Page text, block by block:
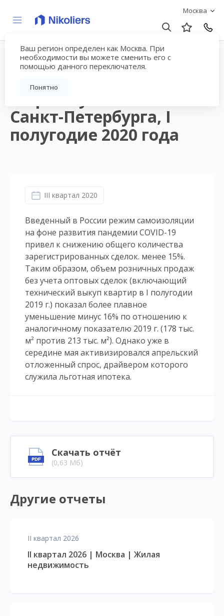
Москва
Ваш регион определен как Москва. При
необходимости вы можете сменить его с
помощью данного переключателя.
Понятно
Анализ рынка жилой
недвижимости бизнес-
Санкт-Петербурга, I
полугодие 2020 года
III квартал 2020
Введенный в России режим самоизоляции
на фоне развития пандемии COVID-19
привел к снижению общего количества
зарегистрированных сделок. менее 15%.
Таким образом, объем розничных продаж
без учета оптовых сделок (включающий
технический выкуп квартир в I полугодии
2019 г.) показал более плавное
уменьшение минус 16% по отношению к
аналогичному показателю 2019 г. (178 тыс.
м² против 213 тыс. м²). Однако уже в
середине мая активизировался апрельский
отложенный спрос, драйвером которого
служила льготная ипотека.
Скачать отчёт
(0,63 Мб)
Другие отчеты
II квартал 2026
II квартал 2026 | Москва | Жилая
недвижимость